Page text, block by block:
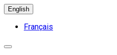
English
Français